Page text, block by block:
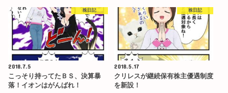
株日記
2018.7.5
こっそり持ってたＢＳ、決算暴
落！イオンはがんばれ！
株日記
2018.5.17
クリレスが継続保有株主優遇制度
を新設！